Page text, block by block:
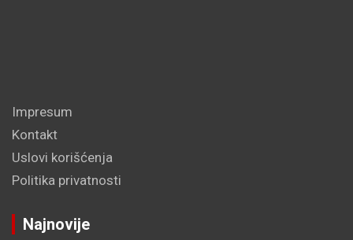
Impresum
Kontakt
Uslovi korišćenja
Politika privatnosti
Najnovije